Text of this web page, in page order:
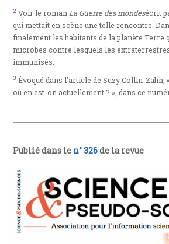
2 Voir le roman La Guerre des mondesécrit
qui mettait en scène une telle rencontre.
finalement les habitants de la planète Terre
microbes contre lesquels les extraterrestres
immunisés.
3 Évoqué dans l’article de Suzy Collin-Zahn,
où en est-on actuellement ? », dans ce
Publié dans le n° 326de la revue